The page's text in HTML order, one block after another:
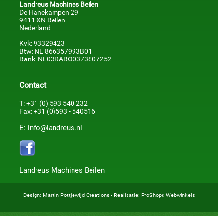
Landreus Machines Beilen
De Hanekampen 29
9411 XN Beilen
Nederland
Kvk: 93329423
Btw: NL 866357993B01
Bank: NL03RABO0373807252
Contact
T: +31 (0) 593 540 232
Fax: +31 (0)593 - 540516
E: info@landreus.nl
Landreus Machines Beilen
Design: Martin Pottjewijd Creations - Realisatie: ProShops Webwinkels